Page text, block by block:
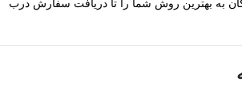
به بهترین روش شما را تا دریافت سفارش درب